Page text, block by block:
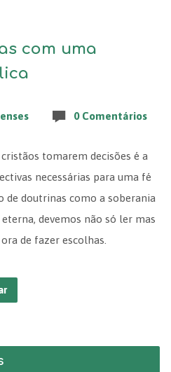
com uma
0 Comentários
tomarem decisões é a
necessárias para uma fé
de doutrinas como a soberania
eterna, devemos não só ler mas
de fazer escolhas.